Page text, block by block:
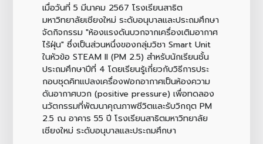
เมื่อวันที่ 5 มีนาคม 2567 โรงเรียนสาธิต
มหาวิทยาลัยเชียงใหม่ ระดับอนุบาลและประถมศึกษา
จัดกิจกรรม "ห้องแรงดันบวกจากเครื่องเติมอากาศ
ไร้ฝุ่น" ซึ่งเป็นส่วนหนึ่งของกลุ่มวิชา Smart Unit
ในหัวข้อ STEAM II (PM 2.5) สำหรับนักเรียนชั้น
ประถมศึกษาปีที่ 4 โดยเรียนรู้เกี่ยวกับวิธีการประ
กอบชุดคิทแปลงเครื่องฟอกอากาศเป็นห้องความ
ดันอากาศบวก (positive pressure) เพื่อทดลอง
นวัตกรรมที่พัฒนาคุณภาพชีวิตและรับวิกฤต PM
2.5 ณ อาคาร 55 ปี โรงเรียนสาธิตมหาวิทยาลัย
เชียงใหม่ ระดับอนุบาลและประถมศึกษา